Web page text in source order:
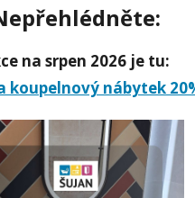
na srpen 2026 je tu:
koupelnový nábytek